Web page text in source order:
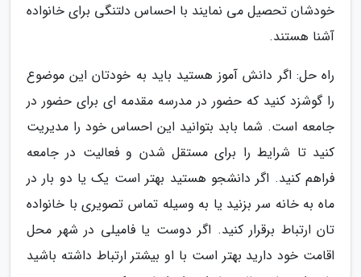
خودشان تحصیل می نمایند با احساس دلتنگی برای خانواده
آشنا هستند.
راه حل: اگر دانش آموز هستید باید به خودتان این موضوع
را گوشزد کنید که حضور در مدرسه مقدمه ای برای حضور در
جامعه است. شما بابد بتوانید این احساس خود را مدیریت
کنید تا شرایط را برای مستقل شدن و فعالیت در جامعه
فراهم کنید. اگر دانشجو هستید بهتر است یک یا دو بار در
ماه به خانه سر بزنید یا به وسیله تماس تصویری با خانواده
تان ارتباط برقرار کنید. اگر دوست یا فامیلی در شهر محل
اقامت خود دارید بهتر است با او بیشتر ارتباط داشته باشید